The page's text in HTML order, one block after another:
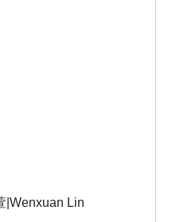
|Wenxuan Lin